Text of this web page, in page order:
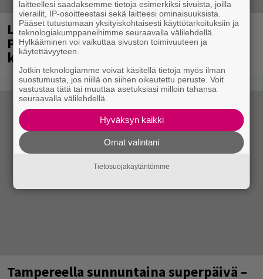
Laittomasta graffitista kiinni jäänyt
Paavo Arhinmäki jälleen spraypullo
kädessä – näitä puolueita ei kiinnosta
Tampereella sunnuntaina superpäivä –
laitteellesi saadaksemme tietoja esimerkiksi sivuista, joilla
vierailit, IP-osoitteestasi sekä laitteesi ominaisuuksista.
Pääset tutustumaan yksityiskohtaisesti käyttötarkoituksiin ja
teknologiakumppaneihimme seuraavalla välilehdellä.
Hylkääminen voi vaikuttaa sivuston toimivuuteen ja
käytettävyyteen.
Jotkin teknologiamme voivat käsitellä tietoja myös ilman
suostumusta, jos niillä on siihen oikeutettu peruste. Voit
vastustaa tätä tai muuttaa asetuksiasi milloin tahansa
seuraavalla välilehdellä.
Hyväksyn kaikki
Omat valintani
Tietosuojakäytäntömme